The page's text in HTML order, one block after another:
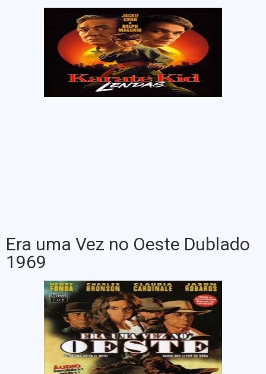
Era uma Vez no Oeste Dublado
1969